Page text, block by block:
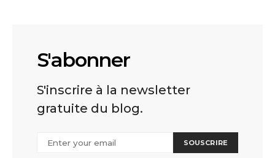
S'abonner
S'inscrire à la newsletter
gratuite du blog.
SOUSCRIRE